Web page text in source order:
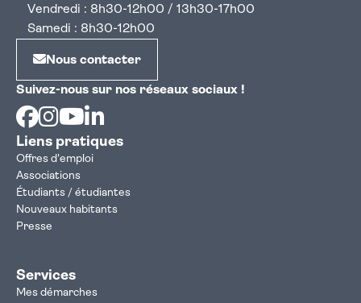
Vendredi : 8h30-12h00 / 13h30-17h00
Samedi : 8h30-12h00
Nous contacter
Suivez-nous sur nos réseaux sociaux !
Facebook
Instagram
Youtube
Liens pratiques
Offres d'emploi
Associations
Étudiants / étudiantes
Nouveaux habitants
Presse
Services
Mes démarches